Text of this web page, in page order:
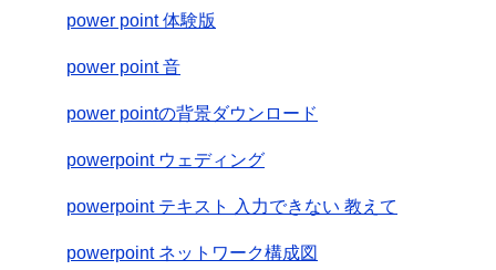
power point 体験版
power point 音
power pointの背景ダウンロード
powerpoint ウェディング
powerpoint テキスト 入力できない 教えて
powerpoint ネットワーク構成図